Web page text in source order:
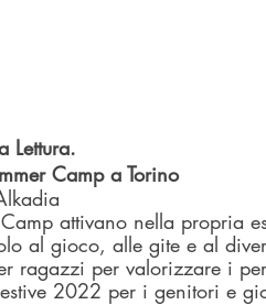
Lettura.
Camp a Torino
attivano nella propria
al gioco, alle gite e al
ragazzi per valorizzare i
2022 per i genitori e